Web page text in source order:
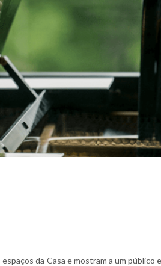
da Casa e mostram a um público